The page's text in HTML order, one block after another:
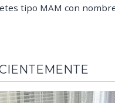
tipo MAM con